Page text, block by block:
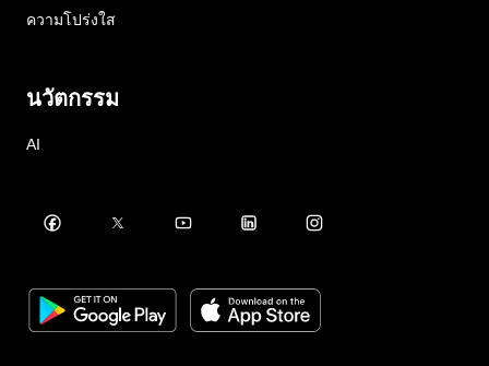
ความโปร่งใส
นวัตกรรม
AI